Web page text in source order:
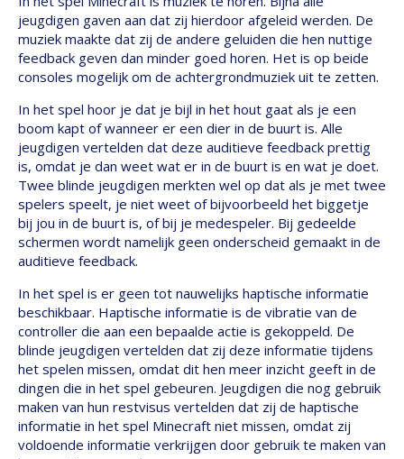
jeugdigen gaven aan dat zij hierdoor afgeleid werden. De
muziek maakte dat zij de andere geluiden die hen nuttige
feedback geven dan minder goed horen. Het is op beide
consoles mogelijk om de achtergrondmuziek uit te zetten.
In het spel hoor je dat je bijl in het hout gaat als je een
boom kapt of wanneer er een dier in de buurt is. Alle
jeugdigen vertelden dat deze auditieve feedback prettig
is, omdat je dan weet wat er in de buurt is en wat je doet.
Twee blinde jeugdigen merkten wel op dat als je met twee
spelers speelt, je niet weet of bijvoorbeeld het biggetje
bij jou in de buurt is, of bij je medespeler. Bij gedeelde
schermen wordt namelijk geen onderscheid gemaakt in de
auditieve feedback.
In het spel is er geen tot nauwelijks haptische informatie
beschikbaar. Haptische informatie is de vibratie van de
controller die aan een bepaalde actie is gekoppeld. De
blinde jeugdigen vertelden dat zij deze informatie tijdens
het spelen missen, omdat dit hen meer inzicht geeft in de
dingen die in het spel gebeuren. Jeugdigen die nog gebruik
maken van hun restvisus vertelden dat zij de haptische
informatie in het spel Minecraft niet missen, omdat zij
voldoende informatie verkrijgen door gebruik te maken van